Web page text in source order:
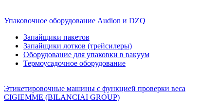
Упаковочное оборудование Audion и DZQ
Запайщики пакетов
Запайщики лотков (трейсилеры)
Оборудование для упаковки в вакуум
Термоусадочное оборудование
Этикетировочные машины с функцией проверки веса
CIGIEMME (BILANCIAI GROUP)